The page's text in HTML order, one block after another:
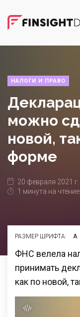
НАЛОГИ И ПРАВО
можно
новой,
форме
20 февраля 2021 г.
1 минута на чтение
РАЗМЕР ШРИФТА: А
ФНС велела
принимать
как по новой,